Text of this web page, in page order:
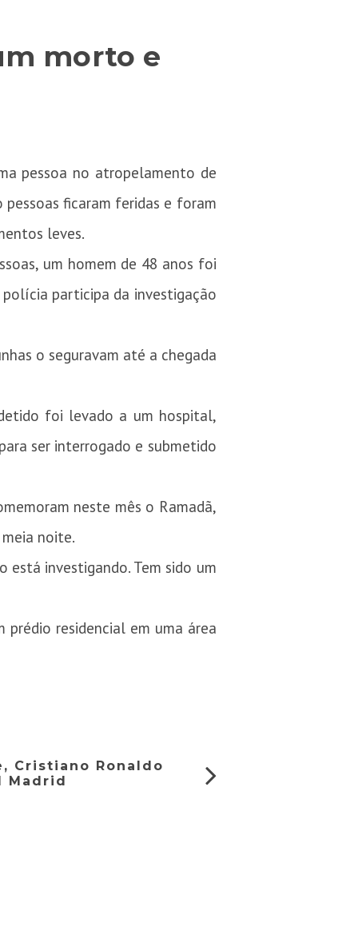
morto e
pessoa no atropelamento de
ficaram feridas e foram
leves.
um homem de 48 anos foi
participa da investigação
o seguravam até a chegada
foi levado a um hospital,
ser interrogado e submetido
neste mês o Ramadã,
noite.
está investigando. Tem sido um
prédio residencial em uma área
Cristiano Ronaldo
Madrid